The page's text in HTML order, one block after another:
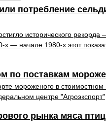
потребление
исторического рекорда
х — начале 1980-х этот
по поставкам
мороженого в
центре "Агроэкспорт"
рынка мяса